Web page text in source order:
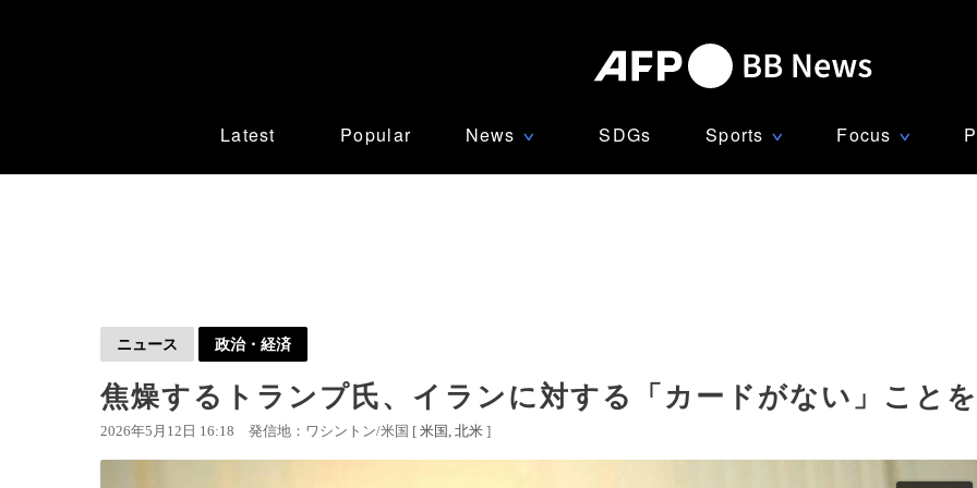
Latest Popular News ∨ SDGs Sports ∨ Focus ∨
ニュース 政治・経済
焦燥するトランプ氏、イランに対する「カードがない」こと
2026年5月12日 16:18 発信地：ワシントン/米国 [ 米国 北米 ]